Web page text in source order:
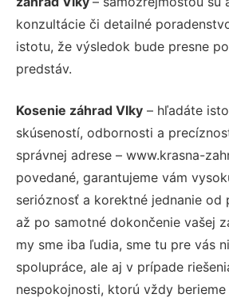
konzultácie či detailné
istotu, že výsledok bude presne
predstáv.
Kosenie záhrad Vlky – hľadáte
skúseností, odbornosti a
správnej adrese – www.krasna-
povedané, garantujeme vám
serióznosť a korektné jednanie od
až po samotné dokončenie vašej
my sme iba ľudia, sme tu pre vás
spolupráce, ale aj v prípade
nespokojnosti, ktorú vždy berieme